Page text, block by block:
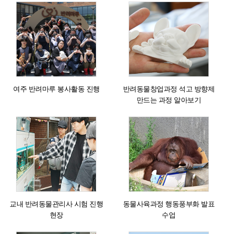
여주 반려마루 봉사활동 진행
반려동물창업과정 석고 방향제
만드는 과정 알아보기
교내 반려동물관리사 시험 진행
현장
동물사육과정 행동풍부화 발표
수업